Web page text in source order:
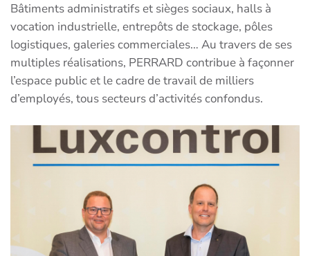
Bâtiments administratifs et sièges sociaux, halls à
vocation industrielle, entrepôts de stockage, pôles
logistiques, galeries commerciales… Au travers de ses
multiples réalisations, PERRARD contribue à façonner
l’espace public et le cadre de travail de milliers
d’employés, tous secteurs d’activités confondus.